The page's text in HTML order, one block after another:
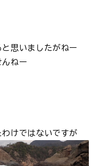
思いましたがねー
んねー
けではないですが